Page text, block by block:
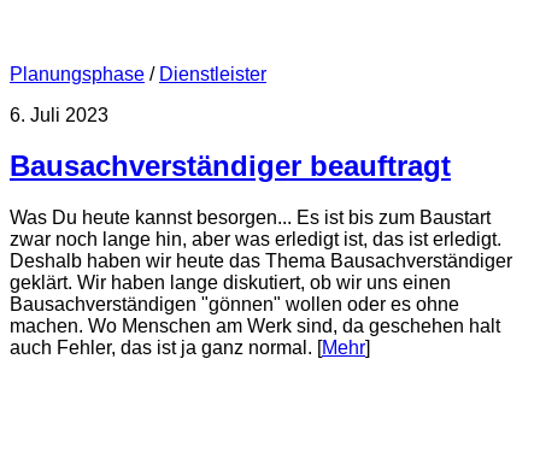
Planungsphase / Dienstleister
6. Juli 2023
Bausachverständiger beauftragt
Was Du heute kannst besorgen... Es ist bis zum Baustart
zwar noch lange hin, aber was erledigt ist, das ist erledigt.
Deshalb haben wir heute das Thema Bausachverständiger
geklärt. Wir haben lange diskutiert, ob wir uns einen
Bausachverständigen "gönnen" wollen oder es ohne
machen. Wo Menschen am Werk sind, da geschehen halt
auch Fehler, das ist ja ganz normal. [Mehr]